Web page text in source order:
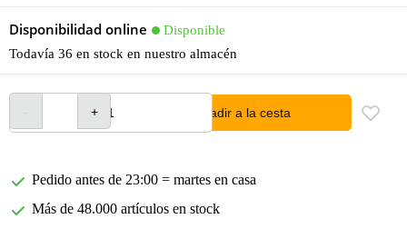
Disponibilidad online
Disponible
Todavía 36 en stock en nuestro almacén
añadir a la cesta
Pedido antes de 23:00 = martes en casa
Más de 48.000 artículos en stock